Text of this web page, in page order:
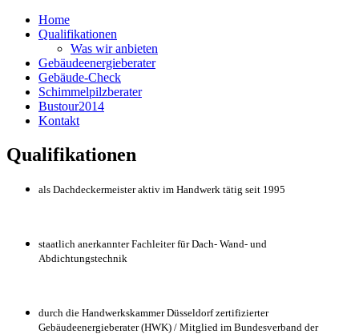
Home
Qualifikationen
Was wir anbieten
Gebäudeenergieberater
Gebäude-Check
Schimmelpilzberater
Bustour2014
Kontakt
Qualifikationen
als Dachdeckermeister aktiv im Handwerk tätig seit 1995
staatlich anerkannter Fachleiter für Dach- Wand- und
Abdichtungstechnik
durch die Handwerkskammer Düsseldorf zertifizierter
Gebäudeenergieberater (HWK) / Mitglied im Bundesverband der